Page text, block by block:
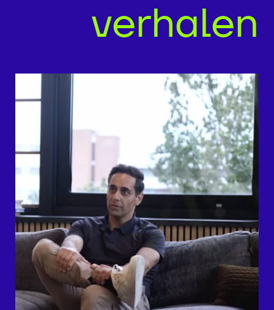
verhalen